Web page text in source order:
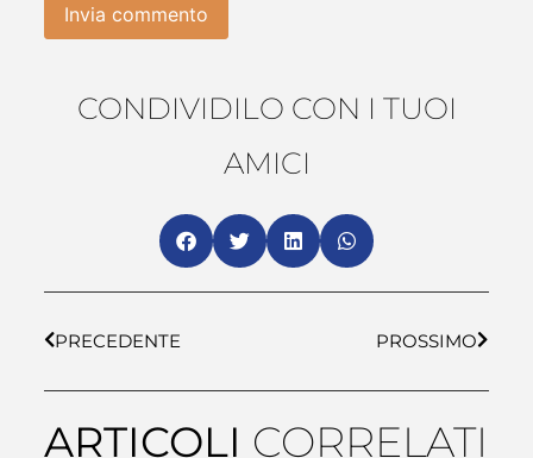
CONDIVIDILO CON I TUOI
AMICI
PRECEDENTE PROSSIMO
ARTICOLI CORRELATI